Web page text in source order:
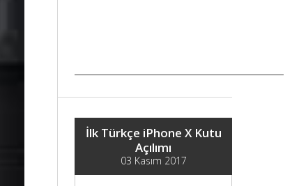
İlk Türkçe iPhone X Kutu
Açılımı
03 Kasım 2017